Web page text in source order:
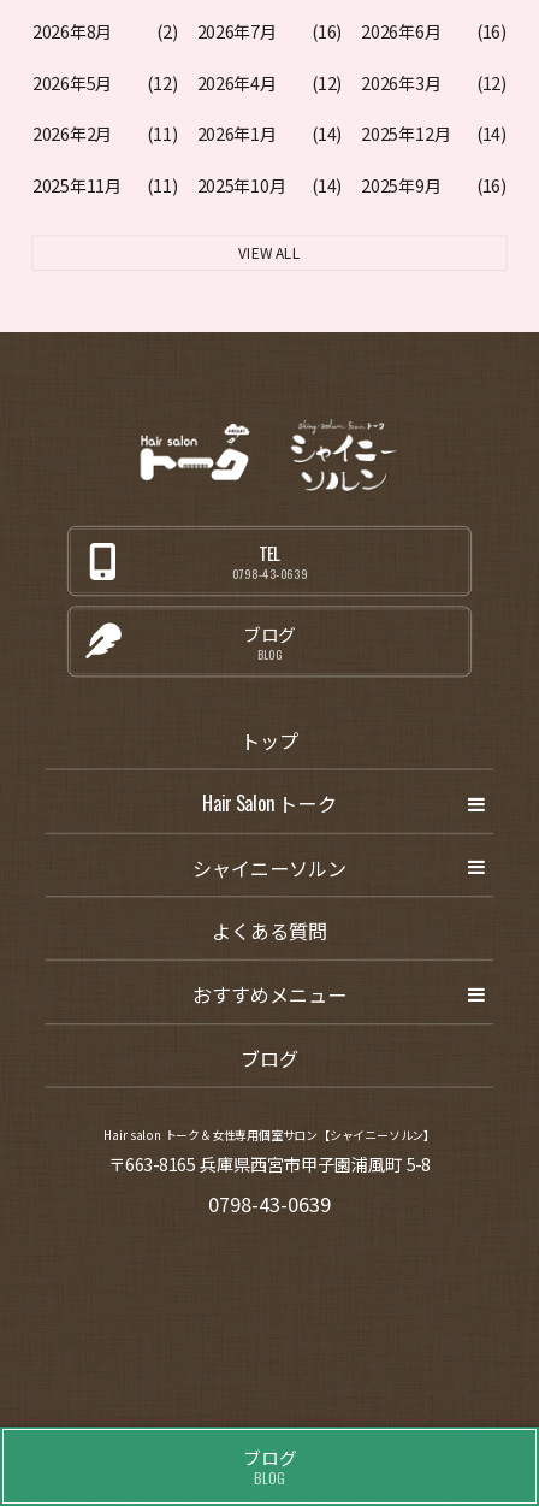
2026年8月 (2) 2026年7月 (16) 2026年6月 (16)
2026年5月 (12) 2026年4月 (12) 2026年3月 (12)
2026年2月 (11) 2026年1月 (14) 2025年12月 (14)
2025年11月 (11) 2025年10月 (14) 2025年9月 (16)
VIEW ALL
TEL
0798-43-0639
ブログ
BLOG
トップ
Hair Salon トーク
シャイニーソルン
よくある質問
おすすめメニュー
ブログ
Hair salon トーク＆女性専用個室サロン【シャイニーソルン】
〒663-8165 兵庫県西宮市甲子園浦風町 5-8
0798-43-0639
ブログ
BLOG